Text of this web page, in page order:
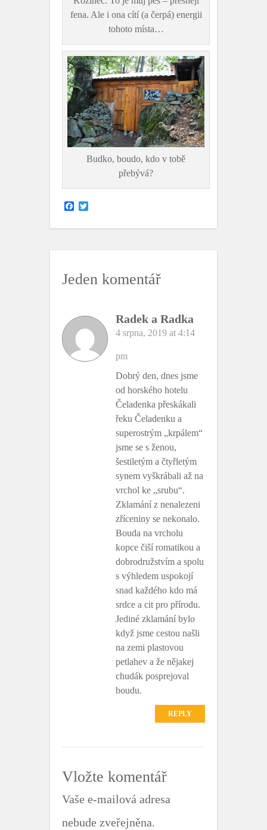
fena. Ale i ona cítí (a čerpá) energii
tohoto místa…
Budko, boudo, kdo v tobě
přebývá?
F
Jeden komentář
Radek a Radka
4 srpna, 2019 at 4:14
pm
Dobrý den, dnes jsme
od horského hotelu
Čeladenka přeskákali
řeku Čeladenku a
superostrým „krpálem“
jsme se s ženou,
šestiletým a čtyřletým
synem vyškrábali až na
vrchol ke „srubu“.
Zklamání z nenalezeni
zříceniny se nekonalo.
Bouda na vrcholu
kopce čiší romatikou a
dobrodružstvím a spolu
s výhledem uspokojí
snad každého kdo má
srdce a cit pro přírodu.
Jediné zklamání bylo
když jsme cestou našli
na zemi plastovou
petlahev a že nějakej
chudák posprejoval
boudu.
REPLY
Vložte komentář
Vaše e-mailová adresa
nebude zveřejněna.